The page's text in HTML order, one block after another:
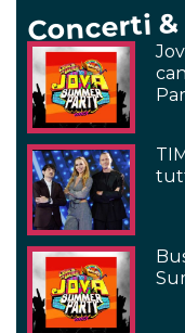
Concerti